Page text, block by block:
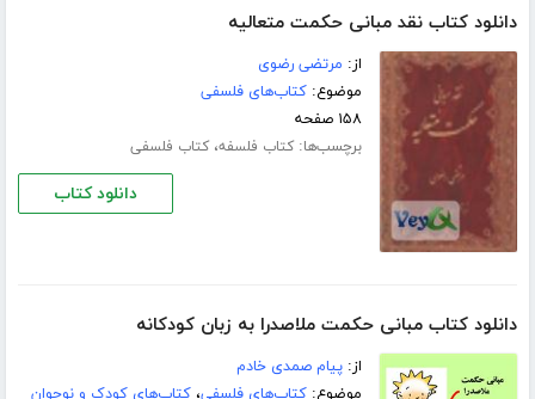
دانلود کتاب نقد مبانی حکمت متعالیه
از: مرتضی رضوی
موضوع:کتاب‌های فلسفی
۱۵۸ صفحه
برچسب‌ها:کتاب فلسفه،کتاب فلسفی
دانلود کتاب
دانلود کتاب مبانی حکمت ملاصدرا به زبان کودکانه
از:پیام صمدی خادم
موضوع:کتاب‌های فلسفی،کتاب‌های کودک و نوجوان